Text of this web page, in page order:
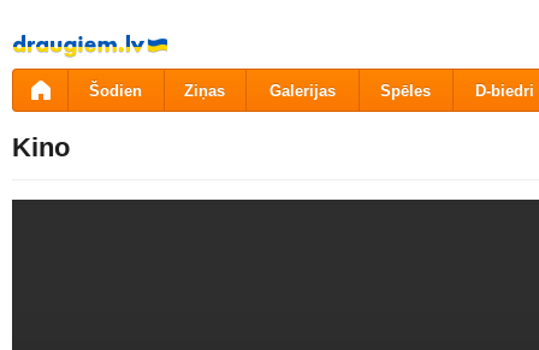
Pāriet
uz
saturu
Šodien Ziņas Galerijas Spēles D-biedri
Kino